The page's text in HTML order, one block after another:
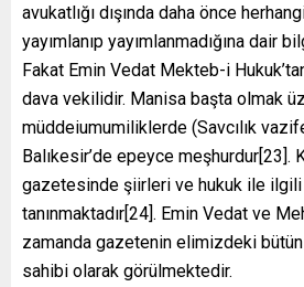
avukatlığı dışında daha önce
yayımlanıp yayımlanmadığına dair
Fakat Emin Vedat Mekteb-i
dava vekilidir. Manisa başta olmak
müddeiumumiliklerde (Savcılık
Balıkesir’de epeyce meşhurdur[23].
gazetesinde şiirleri ve hukuk ile ilgili
tanınmaktadır[24]. Emin Vedat ve
zamanda gazetenin elimizdeki bütün
sahibi olarak görülmektedir.